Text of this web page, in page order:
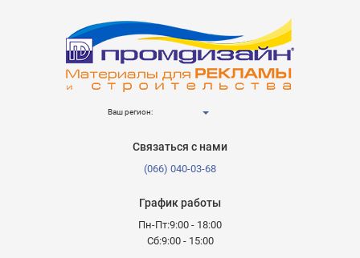
Ваш регион:
Связаться с нами
(066) 040-03-68
График работы
Пн-Пт:9:00 - 18:00
Сб:9:00 - 15:00